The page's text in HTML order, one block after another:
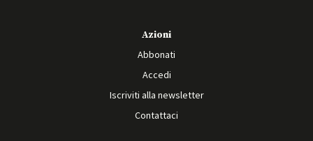
Azioni
Abbonati
Accedi
Iscriviti alla newsletter
Contattaci